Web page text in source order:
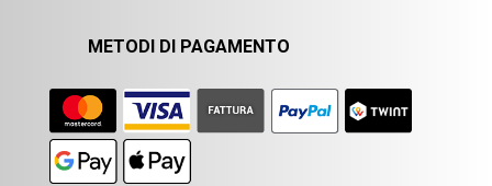
METODI DI PAGAMENTO